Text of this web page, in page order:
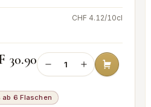
CHF 4.12/10cl
30.90
ab 6 Flaschen